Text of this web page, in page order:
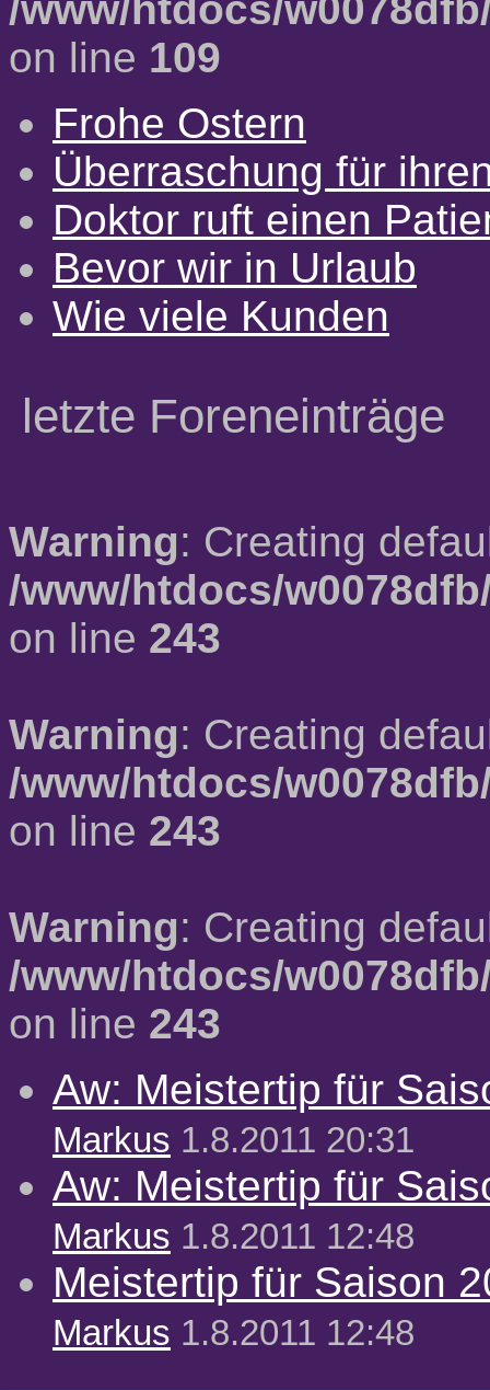
on line 109
Frohe Ostern
Überraschung für
Doktor ruft einen
Bevor wir in Urlaub
Wie viele Kunden
letzte Foreneinträge
Warning: Creating
/www/htdocs/
on line 243
Warning: Creating
/www/htdocs/
on line 243
Warning: Creating
/www/htdocs/
on line 243
Aw: Meistertip für
Markus 1.8.2011 20:31
Aw: Meistertip für
Markus 1.8.2011 12:48
Meistertip für Saison
Markus 1.8.2011 12:48